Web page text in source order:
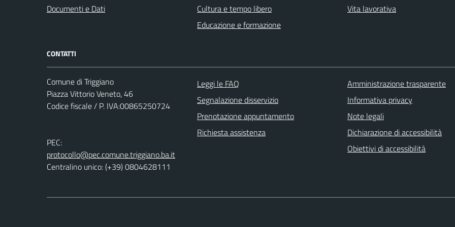
Documenti e Dati
Cultura e tempo libero
Educazione e formazione
Vita lavorativa
CONTATTI
Comune di Triggiano
Piazza Vittorio Veneto, 46
Codice fiscale / P. IVA:00865250724
PEC:
protocollo@pec.comune.triggiano.ba.it
Centralino unico: (+39) 0804628111
Leggi le FAQ
Segnalazione disservizio
Prenotazione appuntamento
Richiesta assistenza
Amministrazione trasparente
Informativa privacy
Note legali
Dichiarazione di accessibilità
Obiettivi di accessibilità